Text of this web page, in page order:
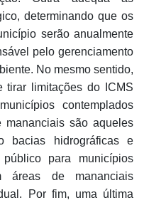
determinando que os
serão anualmente
pelo gerenciamento
No mesmo sentido,
tirar limitações do ICMS
contemplados
mananciais são aqueles
bacias hidrográficas e
para municípios
de mananciais
Por fim, uma última